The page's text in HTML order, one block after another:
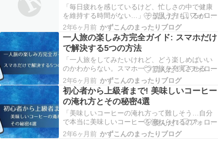
を込めてお伝…
「毎日疲れを感じているけど、忙しさの中で健康
を維持する時間がない…」そう思う方もいるかも
しれません。 実は、忙しい毎日の中でも簡単に取
り入れられる全身リフレッシュの方法がありま
す。 この記事では、ストレッチの基本から、効果
的な使い方、毎日の正しい伸ばし方までを総まと
めにしてご紹…
2年6ヶ月前 かずこんのまったりブログ
一人旅の楽しみ方完全ガイド: スマホだけ
で解決する5つの方法
「一人旅をしてみたいけれど、どう楽しめばいい
のかわからない。スマホ一つで旅を充実させる方
法はないのだろうか？」そう思う方もいるかもし
れません。 実は、スマホ一つで一人旅を格段に楽
しむことが可能です。この記事では、一人旅の楽
しみ方をスマホの力で解放する5つの具体的な方法
を紹介しま…
2年6ヶ月前 かずこんのまったりブログ
初心者から上級者まで! 美味しいコーヒー
の淹れ方とその秘密4選
「美味しいコーヒーの淹れ方って難しそう…自分
で本当に美味しいコーヒーを淹れられるの？」そ
う疑問に思っている方は少なくないでしょう。自
宅でのコーヒータイムをもっと特別なものにした
2年6ヶ月前 かずこんのまったりブログ